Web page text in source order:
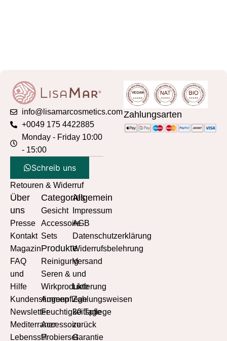
info@lisamarcosmetics.com
+0049 175 4422885
Monday - Friday 10:00
- 15:00
Schreib uns
Retouren & Widerruf
Über
uns
Presse
Kontakt
Magazin
FAQ
und
Hilfe
Kundenstimmen
Newsletter
Mediterraner
Lebensstil
Categories
Gesicht
Accessoire
Sets
Produkte
Reinigung
Seren &
Wirkprodukte
Augenpflege
Feuchtigkeitspflege
Accessoire
Probierset
Allgemein
Impressum
AGB
Datenschutzerklärung
Widerrufsbelehrung
Versand
und
Lieferung
Zahlungsweisen
30 Tage
zurück
Garantie
Zahlungsarten